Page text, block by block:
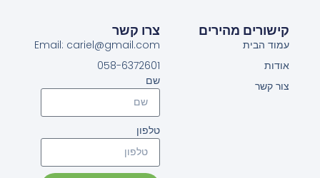
קישורים מהירים
עמוד הבית
אודות
צור קשר
צרו קשר
Email: cariel@gmail.com
058-6372601
שם
טלפון